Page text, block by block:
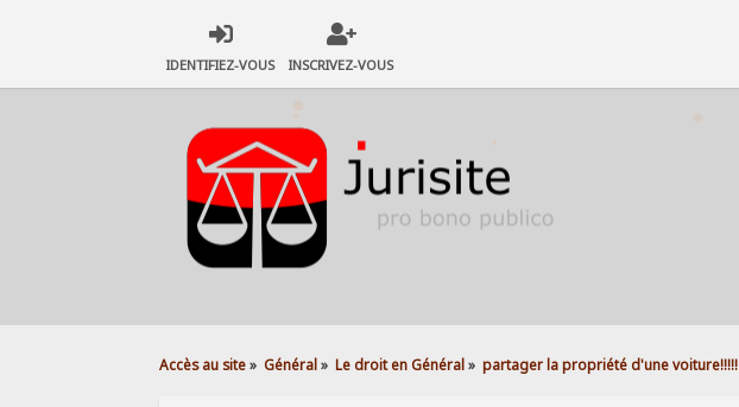
IDENTIFIEZ-VOUS INSCRIVEZ-VOUS
Accès au site» Général» Le droit en Général» partager la propriété d'une voiture!!!!!